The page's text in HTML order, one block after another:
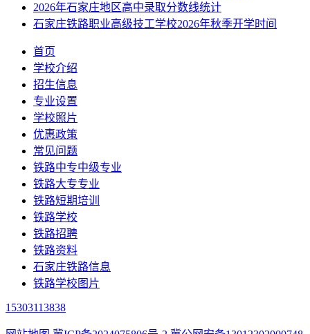
2026年石家庄地区高中录取分数线统计
石家庄铁路职业高级技工学校2026年秋季开学时间
首页
学校介绍
招生信息
专业设置
学校照片
优惠政策
常见问题
铁路中专中级专业
铁路大专专业
铁路短期培训
铁路学校
铁路招聘
铁路资料
石家庄铁路信息
铁路学校图片
15303113838